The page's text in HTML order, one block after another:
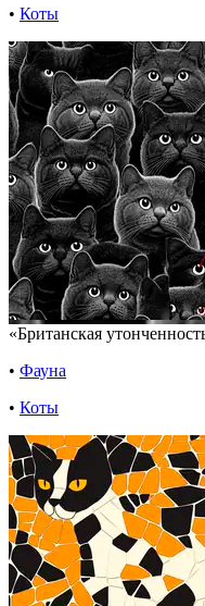
• Коты
«Британская
• Фауна
• Коты